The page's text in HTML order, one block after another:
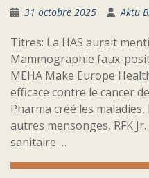
31 octobre 2025 Aktu
Titres: La HAS aurait
Mammographie faux-
MEHA Make Europe
efficace contre le cancer
Pharma créé les
autres mensonges, RFK
sanitaire …